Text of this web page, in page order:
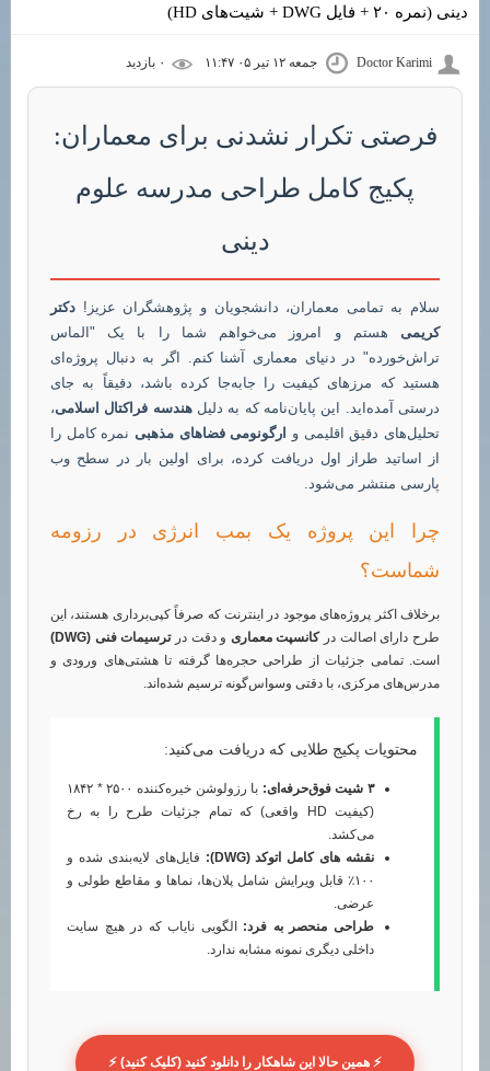
دینی (نمره ۲۰ + فایل DWG + شیت‌های HD)
Doctor Karimi جمعه ۱۲ تیر ۰۵ ۱۱:۴۷
فرصتی تکرار نشدنی برای معماران:
پکیج کامل طراحی مدرسه علوم
دینی
سلام به تمامی معماران، دانشجویان و پژوهشگران عزیز! دکتر
کریمی هستم و امروز می‌خواهم شما را با یک "الماس
تراش‌خورده" در دنیای معماری آشنا کنم. اگر به دنبال پروژه‌ای
هستید که مرزهای کیفیت را جابه‌جا کرده باشد، دقیقاً به جای
درستی آمده‌اید. این پایان‌نامه که به دلیلهندسه فراکتال اسلامی،
تحلیل‌های دقیق اقلیمی و
ارگونومی فضاهای مذهبی نمره کامل را
از اساتید طراز اول دریافت کرده، برای اولین بار در سطح وب
پارسی منتشر می‌شود.
چرا این پروژه یک بمب انرژی در رزومه
شماست؟
برخلاف اکثر پروژه‌های موجود در اینترنت که صرفاً کپی‌برداری هستند، این
طرح دارای اصالت درکانسپت معماری و دقت درترسیمات فنی (DWG)
است. تمامی جزئیات از طراحی حجره‌ها گرفته تا هشتی‌های ورودی و
مدرس‌های مرکزی، با دقتی وسواس‌گونه ترسیم شده‌اند.
محتویات پکیج طلایی که دریافت می‌کنید:
۳ شیت فوق‌حرفه‌ای:
با رزولوشن خیره‌کننده ۲۵۰۰ * ۱۸۴۲
(کیفیت HD واقعی) که تمام جزئیات طرح را به رخ
می‌کشد.
نقشه های کامل اتوکد (DWG):
فایل‌های لایه‌بندی شده و
۱۰۰٪ قابل ویرایش شامل پلان‌ها، نماها و مقاطع طولی و
عرضی.
طراحی منحصر به فرد: الگویی نایاب که در هیچ سایت
داخلی دیگری نمونه مشابه ندارد.
⚡ همین حالا این شاهکار را دانلود کنید (کلیک کنید) ⚡